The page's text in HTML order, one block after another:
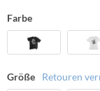
Farbe
Größe Retouren